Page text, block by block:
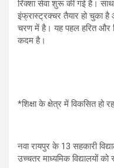
रिक्शा सेवा शुरू की गई है।
इंफ्रास्ट्रक्चर तैयार हो चुका है
चरण में है। यह पहल हरित और
कदम है।
*शिक्षा के क्षेत्र में विकसित हो
नवा रायपुर के 13 सहकारी
उच्चतर माध्यमिक विद्यालयों